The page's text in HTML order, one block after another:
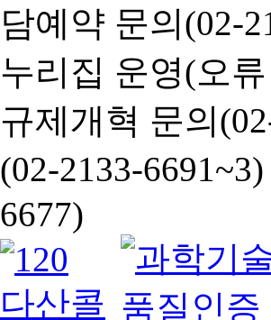
담예약 문의(02-
누리집 운영(오
규제개혁 문의
(02-2133-
6677)